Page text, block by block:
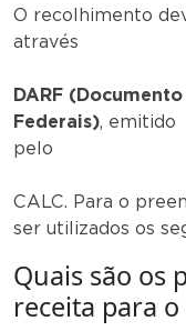
O recolhimento
através
DARF
Federais), emitido
pelo
CALC. Para o
ser utilizados os
Quais são os
receita para